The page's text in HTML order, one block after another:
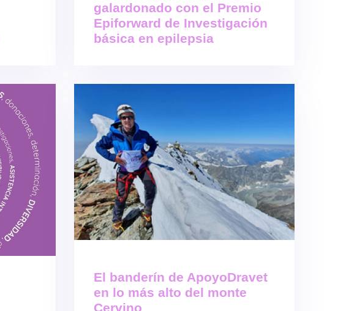
galardonado con el Premio
Epiforward de Investigación
básica en epilepsia
El banderín de ApoyoDravet
en lo más alto del monte
Cervino